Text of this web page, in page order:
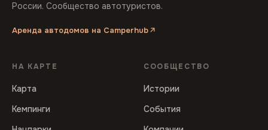
России. Сообщество автотуристов.
Аренда автодомов на Camperhub
НА КАРТЕ
Карта
Кемпинги
СООБЩЕСТВО
Истории
События